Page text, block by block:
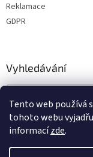
Tento web používá
tohoto webu
informacízde.
Reklamace
GDPR
Vyhledávání